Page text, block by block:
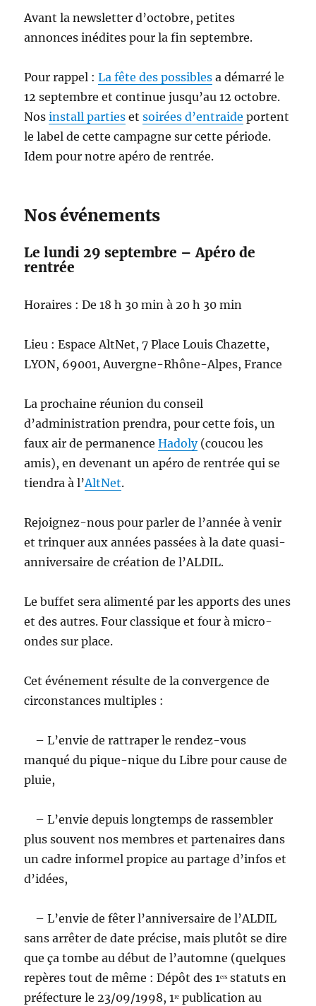
Avant la newsletter d’octobre, petites
annonces inédites pour la fin septembre.
Pour rappel :La fête des possibles a démarré le
12 septembre et continue jusqu’au 12 octobre.
Nosinstall parties etsoirées d’entraide portent
le label de cette campagne sur cette période.
Idem pour notre apéro de rentrée.
Nos événements
Le lundi 29 septembre – Apéro de
rentrée
Horaires : De 18 h 30 min à 20 h 30 min
Lieu : Espace AltNet, 7 Place Louis Chazette,
LYON, 69001, Auvergne-Rhône-Alpes, France
La prochaine réunion du conseil
d’administration prendra, pour cette fois, un
faux air de permanenceHadoly(coucou les
amis), en devenant un apéro de rentrée qui se
tiendra à l’AltNet.
Rejoignez-nous pour parler de l’année à venir
et trinquer aux années passées à la date quasi-
anniversaire de création de l’ALDIL.
Le buffet sera alimenté par les apports des unes
et des autres. Four classique et four à micro-
ondes sur place.
Cet événement résulte de la convergence de
circonstances multiples :
– L’envie de rattraper le rendez-vous
manqué du pique-nique du Libre pour cause de
pluie,
– L’envie depuis longtemps de rassembler
plus souvent nos membres et partenaires dans
un cadre informel propice au partage d’infos et
d’idées,
– L’envie de fêter l’anniversaire de l’ALDIL
sans arrêter de date précise, mais plutôt se dire
que ça tombe au début de l’automne (quelques
repères tout de même : Dépôt des 1ᵉʳˢ statuts en
préfecture le 23/09/1998, 1ʳᵉ publication au